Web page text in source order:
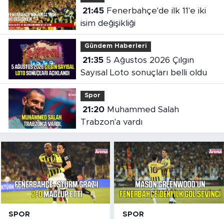
21:45Fenerbahçe'de ilk 11'e iki
isim değişikliği
Gündem Haberleri
21:355 Ağustos 2026 Çılgın
Sayısal Loto sonuçları belli oldu
Spor
21:20Muhammed Salah
Trabzon'a vardı
SPOR SPOR